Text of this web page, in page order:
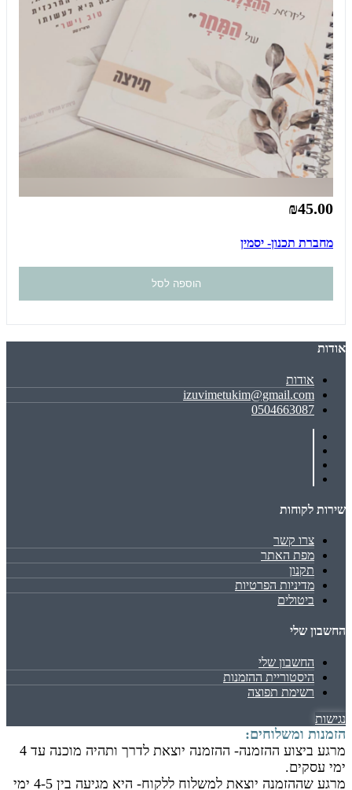
₪45.00
מחברת תכנון- יסמין
הוספה לסל
אודות
אודות
izuvimetukim@gmail.com
0504663087
שירות לקוחות
צרו קשר
מפת האתר
תקנון
מדיניות הפרטיות
ביטולים
החשבון שלי
החשבון שלי
היסטוריית ההזמנות
רשימת תפוצה
נגישות
הזמנות ומשלוחים:
מרגע ביצוע ההזמנה- ההזמנה יוצאת לדרך ותהיה מוכנה עד 4
ימי עסקים.
מרגע שההזמנה יוצאת למשלוח ללקוח- היא מגיעה בין 4-5 ימי